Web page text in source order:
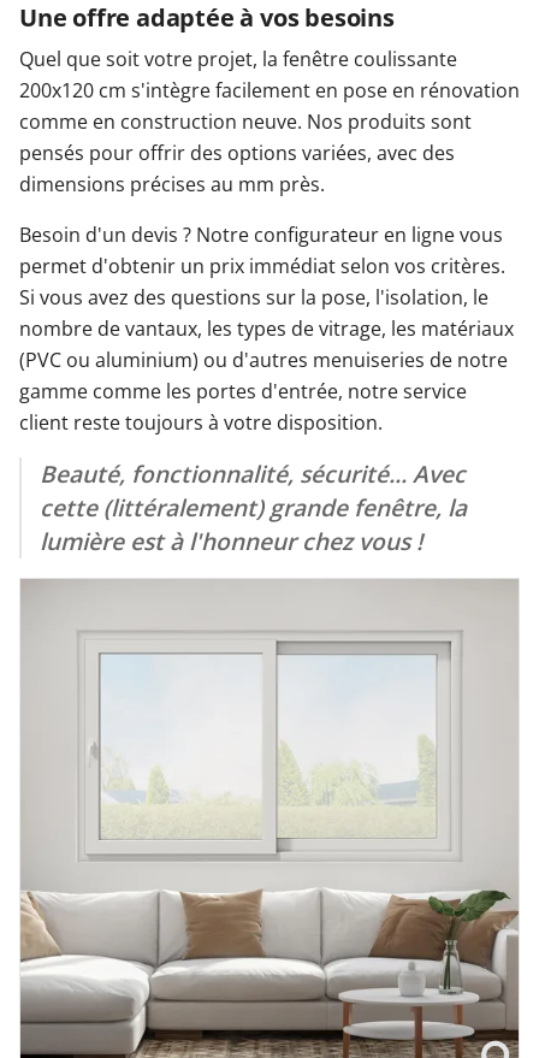
Une offre adaptée à vos besoins
Quel que soit votre projet, la fenêtre coulissante
200x120 cm s'intègre facilement en pose en rénovation
comme en construction neuve. Nos produits sont
pensés pour offrir des options variées, avec des
dimensions précises au mm près.
Besoin d'un devis ? Notre configurateur en ligne vous
permet d'obtenir un prix immédiat selon vos critères.
Si vous avez des questions sur la pose, l'isolation, le
nombre de vantaux, les types de vitrage, les matériaux
(PVC ou aluminium) ou d'autres menuiseries de notre
gamme comme les portes d'entrée, notre service
client reste toujours à votre disposition.
Beauté, fonctionnalité, sécurité... Avec
cette (littéralement) grande fenêtre, la
lumière est à l'honneur chez vous !